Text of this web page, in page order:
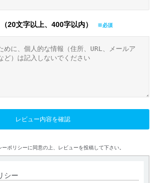
20文字以上、400字以内）
ーポリシーに同意の上、レビューを投稿して下さい。
シー